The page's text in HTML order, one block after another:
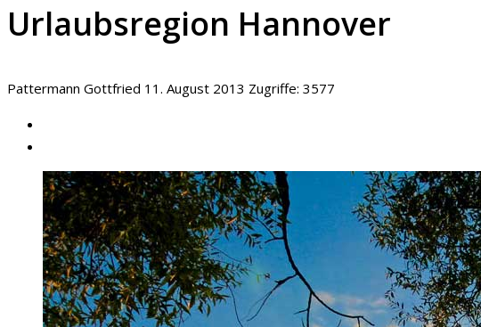
Urlaubsregion Hannover
Pattermann Gottfried 11. August 2013 Zugriffe: 3577